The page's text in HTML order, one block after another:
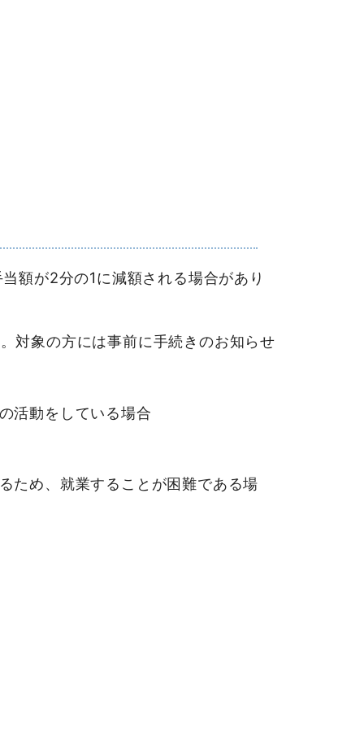
額が2分の1に減額される場合があり
対象の方には事前に手続きのお知らせ
活動をしている場合
ため、就業することが困難である場